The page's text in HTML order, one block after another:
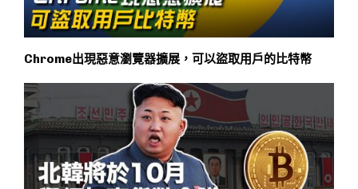
Chrome出現惡意瀏覽器擴展，可以盜取用戶的比特幣